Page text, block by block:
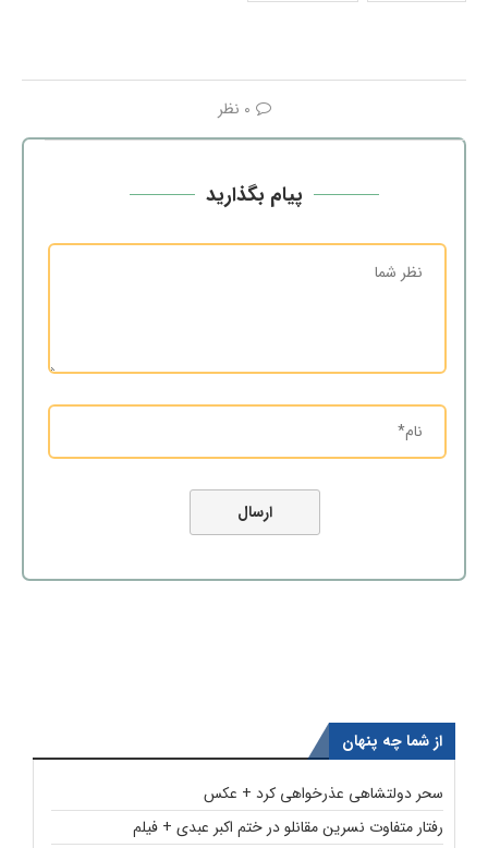
0 نظر
پیام بگذارید
از شما چه پنهان
سحر دولتشاهی عذرخواهی کرد + عکس
رفتار متفاوت نسرین مقانلو در ختم اکبر عبدی + فیلم